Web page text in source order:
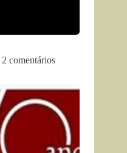
2 comentários